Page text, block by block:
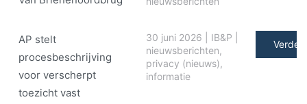
AP stelt
procesbeschrijving
voor verscherpt
toezicht vast
30 juni 2026 IB&P
nieuwsberichten,
privacy (nieuws),
informatie
Verder